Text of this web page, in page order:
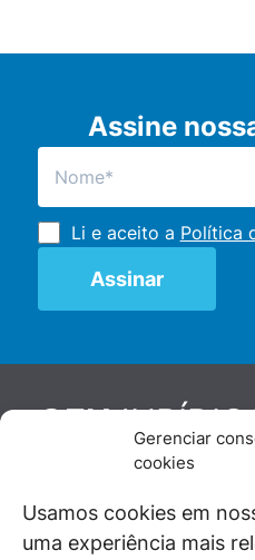
Gerenciar
cookies
Usamos cookies em
uma experiência mais
Assine
Li e aceito a Política
GEN
De maneira
juristas e doutrinadores
diante de questões